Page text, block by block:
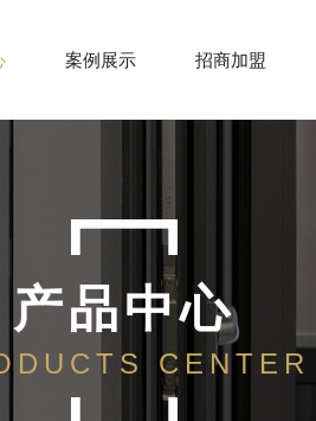
产品中心
CENTER
案例展示 招商加盟